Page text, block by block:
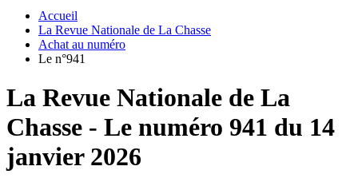
Accueil
La Revue Nationale de La Chasse
Achat au numéro
Le n°941
La Revue Nationale de La
Chasse - Le numéro 941 du 14
janvier 2026